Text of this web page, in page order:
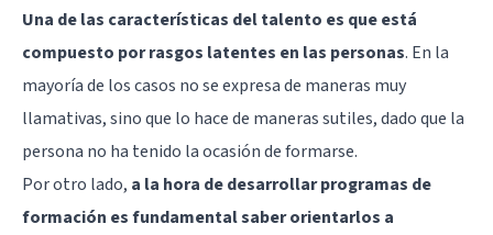
Una de las características del talento es que está
compuesto por rasgos latentes en las personas. En la
mayoría de los casos no se expresa de maneras muy
llamativas, sino que lo hace de maneras sutiles, dado que la
persona no ha tenido la ocasión de formarse.
Por otro lado, a la hora de desarrollar programas de
formación es fundamental saber orientarlos a